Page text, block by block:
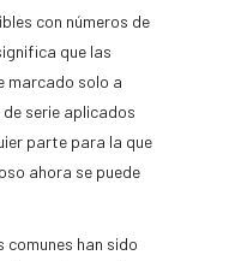
con números de
que las
marcado solo a
serie aplicados
parte para la que
ahora se puede
han sido